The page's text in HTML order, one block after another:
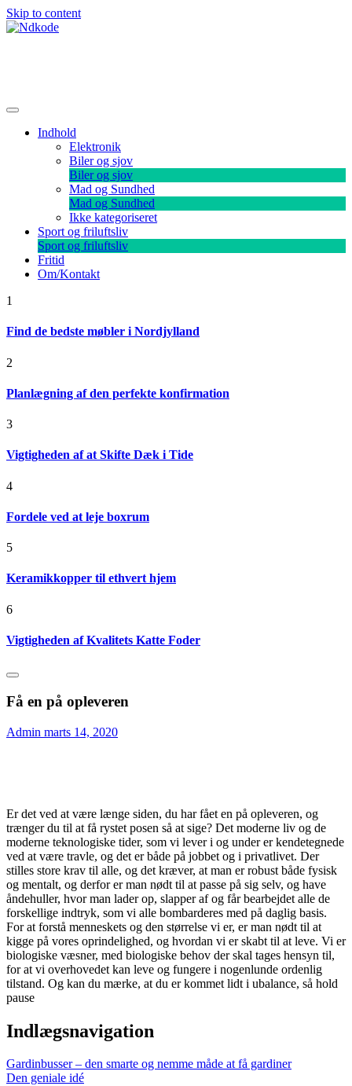
Skip to content
Indhold
Elektronik
Biler og sjov
Biler og sjov
Mad og Sundhed
Mad og Sundhed
Ikke kategoriseret
Sport og friluftsliv
Sport og friluftsliv
Fritid
Om/Kontakt
1
Find de bedste møbler i Nordjylland
2
Planlægning af den perfekte konfirmation
3
Vigtigheden af at Skifte Dæk i Tide
4
Fordele ved at leje boxrum
5
Keramikkopper til ethvert hjem
6
Vigtigheden af Kvalitets Katte Foder
Få en på opleveren
Admin marts 14, 2020
Er det ved at være længe siden, du har fået en på opleveren, og
trænger du til at få rystet posen så at sige? Det moderne liv og de
moderne teknologiske tider, som vi lever i og under er kendetegnede
ved at være travle, og det er både på jobbet og i privatlivet. Der
stilles store krav til alle, og det kræver, at man er robust både fysisk
og mentalt, og derfor er man nødt til at passe på sig selv, og have
åndehuller, hvor man lader op, slapper af og får bearbejdet alle de
forskellige indtryk, som vi alle bombarderes med på daglig basis.
For at forstå menneskets og den størrelse vi er, er man nødt til at
kigge på vores oprindelighed, og hvordan vi er skabt til at leve. Vi er
biologiske væsner, med biologiske behov der skal tages hensyn til,
for at vi overhovedet kan leve og fungere i nogenlunde ordenlig
tilstand. Og kan du mærke, at du er kommet lidt i ubalance, så hold
pause
Indlægsnavigation
Gardinbusser – den smarte og nemme måde at få gardiner
Den geniale idé